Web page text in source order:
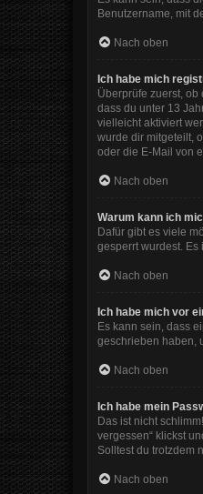
Benutzername, mit
Nach oben
Ich habe mich
Überprüfe zuerst,
dass du unter 13
vielleicht aktiviert
wurde dir mitgeteilt,
oder die E-Mail von
Nach oben
Warum kann ich
Dafür gibt es viele
gesperrt wurdest.
Nach oben
Ich habe mich vor
Es kann sein, dass
geschrieben haben,
Nach oben
Ich habe mein
Das ist nicht
vergessen“ klickst
Solltest du trotzdem
Nach oben